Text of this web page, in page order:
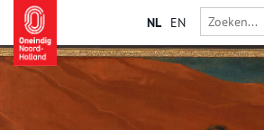
NL EN